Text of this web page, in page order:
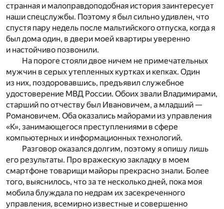
странная и малоправдоподобная история заинтересует
наши спецслужбы. Поэтому я был сильно удивлен, что
спустя пару недель после мальтийского отпуска, когда я
был дома один, в двери моей квартиры уверенно
и настойчиво позвонили.
На пороге стояли двое ничем не примечательных
мужчин в серых утепленных куртках и кепках. Один
из них, поздоровавшись, предъявил служебное
удостоверение МВД России. Обоих звали Владимирами,
старший по отчеству был Ивановичем, а младший —
Романовичем. Оба оказались майорами из управления
«К», занимающегося преступлениями в сфере
компьютерных и информационных технологий.
Разговор оказался долгим, поэтому я опишу лишь
его результаты. Про вражескую закладку в моем
смартфоне товарищи майоры прекрасно знали. Более
того, выяснилось, что за те несколько дней, пока моя
мобила блуждала по недрам их засекреченного
управления, всемирно известные и совершенно